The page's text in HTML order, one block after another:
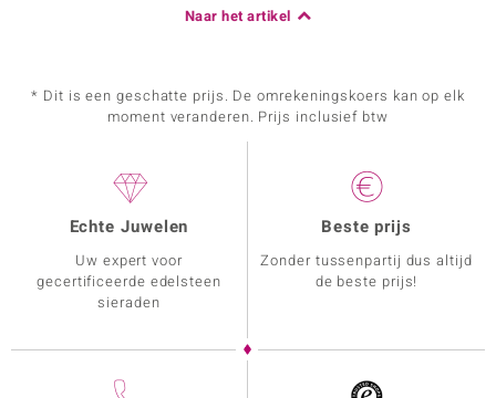
Naar het artikel
* Dit is een geschatte prijs. De omrekeningskoers kan op elk
moment veranderen. Prijs inclusief btw
Echte Juwelen
Uw expert voor
gecertificeerde edelsteen
sieraden
Beste prijs
Zonder tussenpartij dus altijd
de beste prijs!